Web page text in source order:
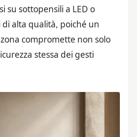
su sottopensili a LED o
alta qualità, poiché un
compromette non solo
stessa dei gesti